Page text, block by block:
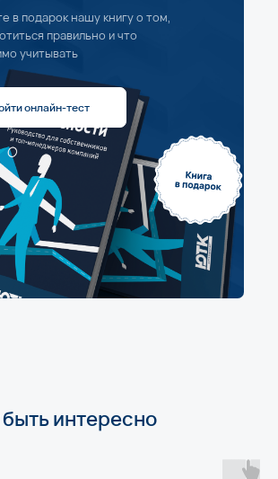
в подарок нашу книгу о том,
правильно и что
учитывать
онлайн-тест
интересно